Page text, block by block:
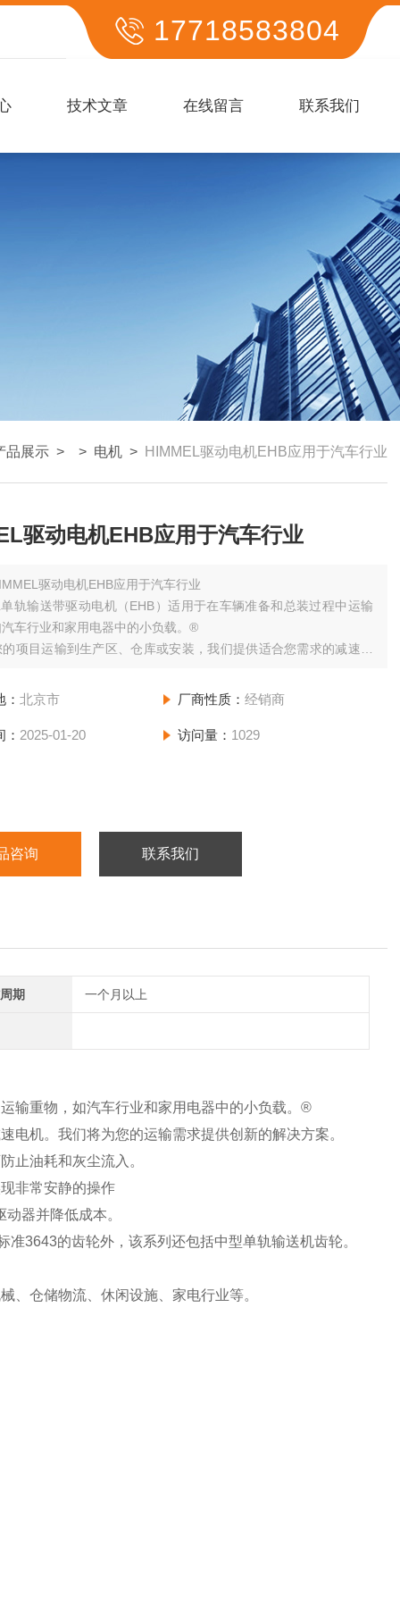
17718583804
技术文章 在线留言 联系我们
品展示 > > 电机 > HIMMEL驱动电机EHB应用于汽车行业
驱动电机EHB应用于汽车行业
驱动电机EHB应用于汽车行业
轨输送带驱动电机（EHB）适用于在车辆准备和总装过程中运输
车行业和家用电器中的小负载。®
项目运输到生产区、仓库或安装，我们提供适合您需求的减速电
：北京市 厂商性质： 经销商
2025-01-20 访问量： 1029
咨询 联系我们
期 一个月以上
输重物，如汽车行业和家用电器中的小负载。®
电机。我们将为您的运输需求提供创新的解决方案。
止油耗和灰尘流入。
非常安静的操作
器并降低成本。
3643的齿轮外，该系列还包括中型单轨输送机齿轮。
、仓储物流、休闲设施、家电行业等。